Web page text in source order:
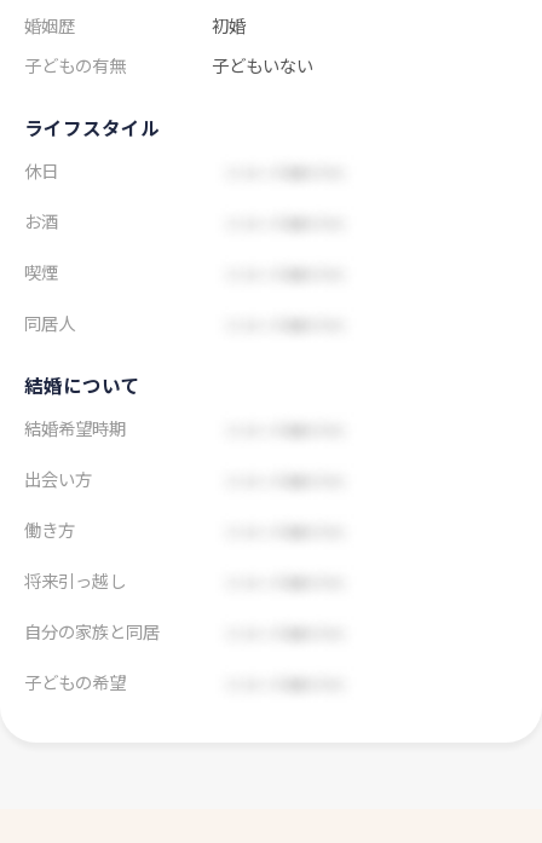
婚姻歴
初婚
子どもの有無
子どもいない
ライフスタイル
休日
お酒
喫煙
同居人
結婚について
結婚希望時期
出会い方
働き方
将来引っ越し
自分の家族と同居
子どもの希望